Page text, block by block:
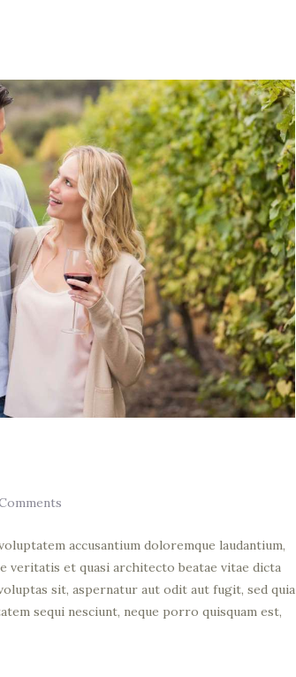
accusantium doloremque laudantium,
veritatis et quasi architecto beatae vitae dicta
sit, aspernatur aut odit aut fugit, sed quia
sequi nesciunt, neque porro quisquam est,